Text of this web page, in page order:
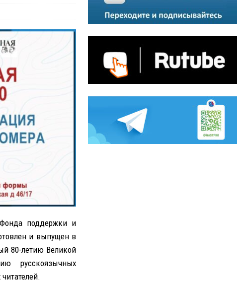
Фонда поддержки и
и выпущен в
80-летию Великой
русскоязычных